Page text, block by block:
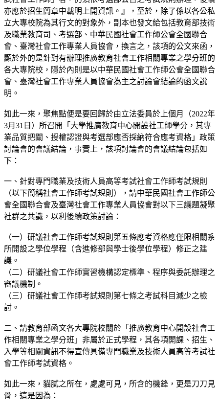
亦應於招生簡章中載明上開資訊。』，至於，除了係以各公私
立大專校院為其行文的對象外，副本也發文給包括教育部技術
及職業教育司、考選部、中華民國社會工作師公會全國聯合
會、臺灣社會工作專業人員協會，換言之，該項的公文來函，
顯於外的是針對有辦理推廣教育社會工作相關專業之學分班的
各大專院校，隱於內則是以中華民國社會工作師公會全國聯合
會、臺灣社會工作專業人員協會為主之討論會結論的函文說
明。
如此一來，聚焦點便是要回歸於由立法委員於上個月（2022年
3月31日）所召開「大學推廣教育中心開設社工師學分，其專
業品質把關、授權認證與考選部應否採納符合應考資格」政策
討論會的會議結論，事實上，該項討論會的會議結論包括如
下：
一、針對專門職業及技術人員高等考試社會工作師考試規則
（以下簡稱社會工作師考試規則），請中華民國社會工作師公
會全國聯合會及臺灣社會工作專業人員協會對以下三議題凝聚
社群之共識，以利後續政策討論：
（一）研議社會工作師考試規則第五條應考資格應僅限相關系
所開設之學位學程（含進修部與學士後學位學程）修正之建
議。
（二）研議社會工作師實習機構認定標準、程序與委託辦理之
審議機制。
（三）研議社會工作師考試規則第七條之考試科目減少之檢
討。
二、請教育部函文各大專院校關於「推廣教育中心開設社會工
作相關專業之學分班」非屬於正式學程，其各項開課、招生、
入學等相關資訊不得宣傳具備專門職業及技術人員高等考試社
會工作師考試資格。
如此一來，貓膩之所在，處處可見，所含的機鋒，更是刀刀見
骨，這是因為：